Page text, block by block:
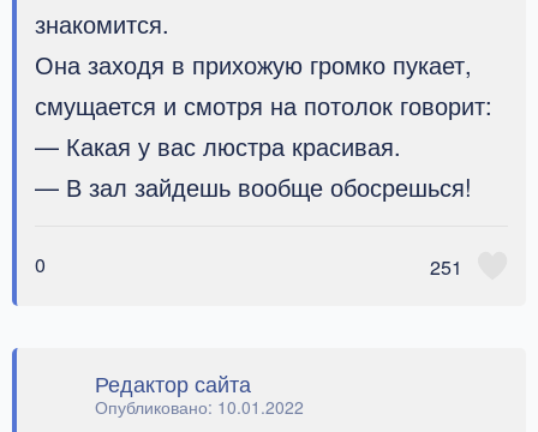
знакомится.
Она заходя в прихожую громко пукает,
смущается и смотря на потолок говорит:
— Какая у вас люстра красивая.
— В зал зайдешь вообще обосрешься!
0 251
Редактор сайта
Опубликовано: 10.01.2022